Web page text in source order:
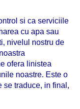
si ca serviciile
cu apa sau
nivelul nostru de
ofera linistea
noastre. Este o
se traduce, in final,